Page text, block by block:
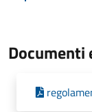
Documenti